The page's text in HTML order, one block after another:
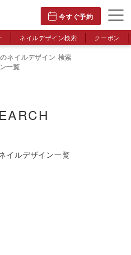
今すぐ予約
ネイルデザイン検索 クーポン
ネイルデザイン 検索
一覧
イルデザイン一覧